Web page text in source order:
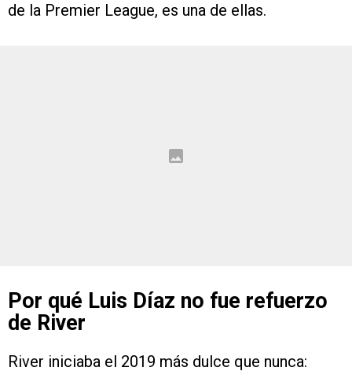
de la Premier League, es una de ellas.
Por qué Luis Díaz no fue refuerzo
de River
River iniciaba el 2019 más dulce que nunca: